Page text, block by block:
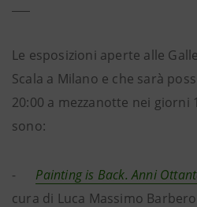
Le esposizioni aperte alle
Scala a Milano e che sarà
20:00 a mezzanotte nei giorni
sono:
- Painting is Back. Anni
cura di Luca Massimo